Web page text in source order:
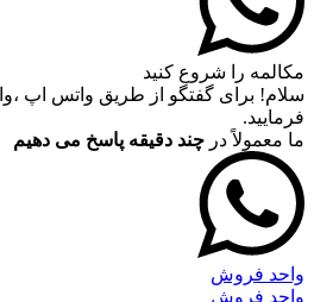
مکالمه را شروع کنید
سلام! برای گفتگو از طریق واتس اپ
فرمایید.
ما معمولاً در چند دقیقه پاسخ می دهیم
واحد فروش
واحد فروش